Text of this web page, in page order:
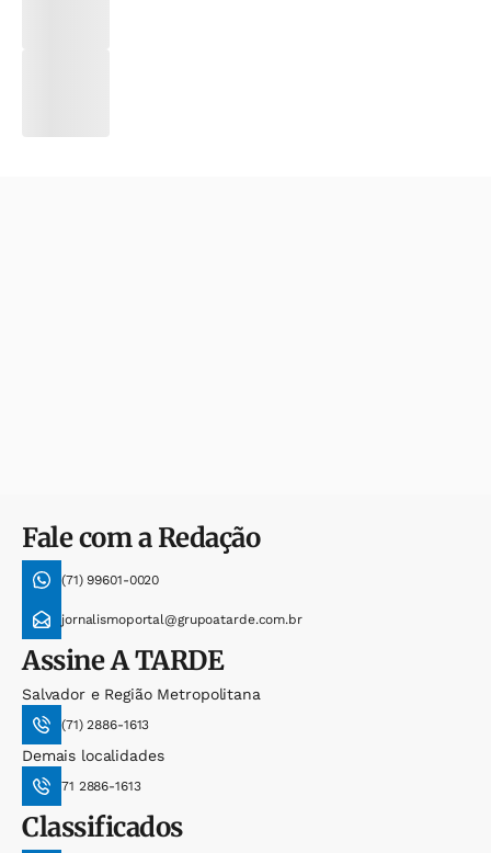
Fale com a Redação
(71) 99601-0020
jornalismoportal@grupoatarde.com.br
AssineA TARDE
Salvador e Região Metropolitana
(71) 2886-1613
Demais localidades
71 2886-1613
Classificados